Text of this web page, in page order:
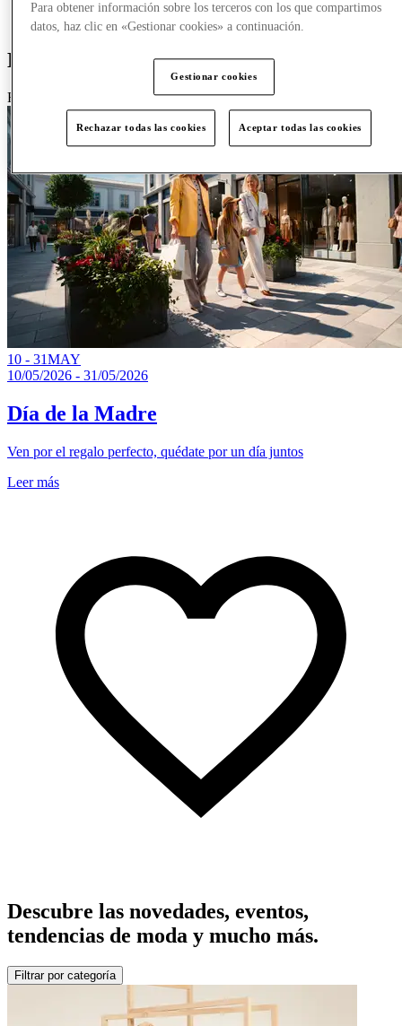
Más
Events
Featured
10 - 31MAY
10/05/2026 - 31/05/2026
Día de la Madre
Ven por el regalo perfecto, quédate por un día juntos
Leer más
Descubre las novedades, eventos,
tendencias de moda y mucho más.
Filtrar por categoría
Para obtener información sobre los terceros con los que compartimos
datos, haz clic en «Gestionar cookies» a continuación.
Gestionar cookies
Rechazar todas las cookies Aceptar todas las cookies